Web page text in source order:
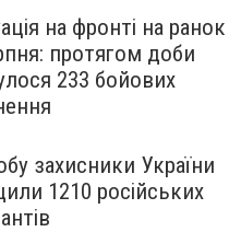
на фронті на ранок
протягом доби
233 бойових
захисники України
1210 російських